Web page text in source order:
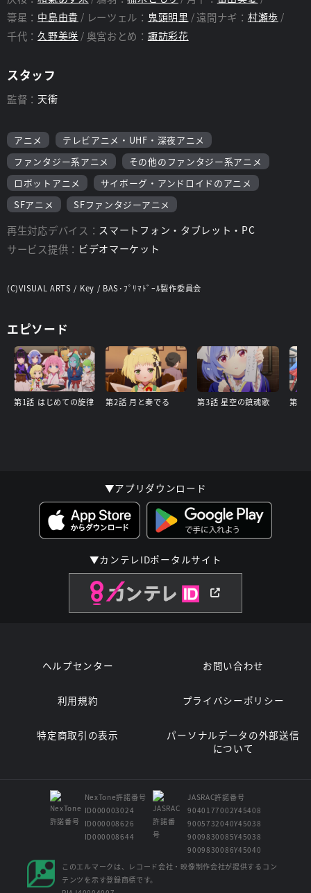
箒星： 中島由貴 レーツェル： 鬼頭明里 遠間ナギ： 村瀬歩
千代：久野美咲 奥宮おとめ： 諏訪彩花
スタッフ
監督：天衝
アニメ
テレビアニメ・UHF・深夜アニメ
ファンタジー系アニメ
その他のファンタジー系アニメ
ロボットアニメ
サイボーグ・アンドロイドのアニメ
SFアニメ
SFファンタジーアニメ
再生対応デバイス： スマートフォン・タブレット・PC
サービス提供： ビデオマーケット
(C)VISUAL ARTS / Key / BAS･ﾌﾟﾘﾏﾄﾞｰﾙ製作委員会
エピソード
第1話 はじめての旋律 第2話 月と奏でる 第3話 星空の鎮魂歌 第4
▼アプリダウンロード
▼カンテレIDポータルサイト
ヘルプセンター お問い合わせ
利用規約 プライバシーポリシー
特定商取引の表示
パーソナルデータの外部送信
について
NexTone許諾番号
ID000003024
ID000008626
ID000008644
JASRAC許諾番号
9040177002Y45408
9005732040Y45038
9009830085Y45038
9009830086Y45040
このエルマークは、レコード会社・映像制作会社が提供するコン
テンツを示す登録商標です。